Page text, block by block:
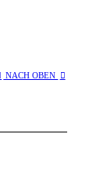
NACH OBEN